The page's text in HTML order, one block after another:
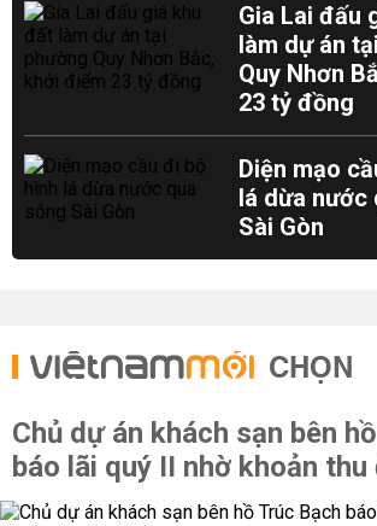
Gia Lai đấu
làm dự án
Quy Nhơn
23 tỷ đồng
Diện mạo
lá dừa nước
Sài Gòn
CHỌN
Chủ dự án khách sạn bên
báo lãi quý II nhờ khoản